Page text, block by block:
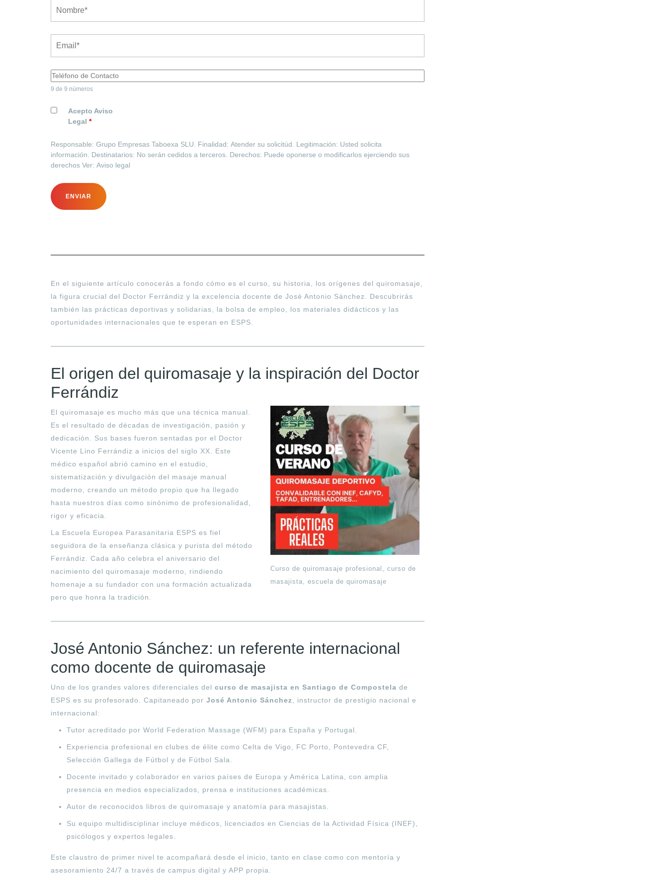
9 de 9 números
Acepto Aviso
Legal*
Responsable: Grupo Empresas Taboexa SLU. Finalidad: Atender su solicitúd. Legitimación: Usted solicita
información. Destinatarios: No serán cedidos a terceros. Derechos: Puede oponerse o modificarlos ejerciendo sus
derechos Ver: Aviso legal
En el siguiente artículo conocerás a fondo cómo es el curso, su historia, los orígenes del quiromasaje,
la figura crucial del Doctor Ferrándiz y la excelencia docente de José Antonio Sánchez. Descubrirás
también las prácticas deportivas y solidarias, la bolsa de empleo, los materiales didácticos y las
oportunidades internacionales que te esperan en ESPS.
El origen del quiromasaje y la inspiración del Doctor
Ferrándiz
Curso de quiromasaje profesional, curso de
masajista, escuela de quiromasaje
El quiromasaje es mucho más que una técnica manual.
Es el resultado de décadas de investigación, pasión y
dedicación. Sus bases fueron sentadas por el Doctor
Vicente Lino Ferrándiz a inicios del siglo XX. Este
médico español abrió camino en el estudio,
sistematización y divulgación del masaje manual
moderno, creando un método propio que ha llegado
hasta nuestros días como sinónimo de profesionalidad,
rigor y eficacia.
La Escuela Europea Parasanitaria ESPS es fiel
seguidora de la enseñanza clásica y purista del método
Ferrándiz. Cada año celebra el aniversario del
nacimiento del quiromasaje moderno, rindiendo
homenaje a su fundador con una formación actualizada
pero que honra la tradición.
José Antonio Sánchez: un referente internacional
como docente de quiromasaje
Uno de los grandes valores diferenciales del curso de masajista en Santiago de Compostela de
ESPS es su profesorado. Capitaneado por José Antonio Sánchez, instructor de prestigio nacional e
internacional:
Tutor acreditado por World Federation Massage (WFM) para España y Portugal.
Experiencia profesional en clubes de élite como Celta de Vigo, FC Porto, Pontevedra CF,
Selección Gallega de Fútbol y de Fútbol Sala.
Docente invitado y colaborador en varios países de Europa y América Latina, con amplia
presencia en medios especializados, prensa e instituciones académicas.
Autor de reconocidos libros de quiromasaje y anatomía para masajistas.
Su equipo multidisciplinar incluye médicos, licenciados en Ciencias de la Actividad Física (INEF),
psicólogos y expertos legales.
Este claustro de primer nivel te acompañará desde el inicio, tanto en clase como con mentoría y
asesoramiento 24/7 a través de campus digital y APP propia.